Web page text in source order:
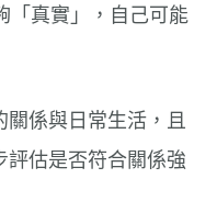
「真實」，自己可能
係與日常生活，且
評估是否符合關係強